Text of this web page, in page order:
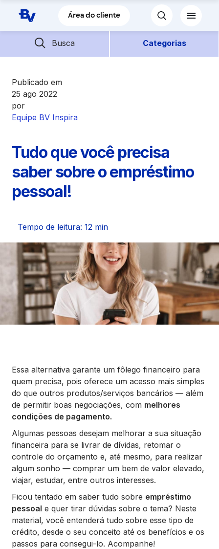
Pular para o Conteúdo principal
Área do cliente
Busca Categorias
Barra de busca
Descubra mais conteúdos
Empréstimos
Financiamentos
Futuro
Parceiros BV
Vida Financeira
Canais Digitais
Publicado em
25 ago 2022
por
Equipe BV Inspira
Tudo que você precisa
saber sobre o empréstimo
pessoal!
Tempo de leitura: 12 min
Essa alternativa garante um fôlego financeiro para
quem precisa, pois oferece um acesso mais simples
do que outros produtos/serviços bancários — além
de permitir boas negociações, com melhores
condições de pagamento.
Algumas pessoas desejam melhorar a sua situação
financeira para se livrar de dívidas, retomar o
controle do orçamento e, até mesmo, para realizar
algum sonho — comprar um bem de valor elevado,
viajar, estudar, entre outros interesses.
Ficou tentado em saber tudo sobre empréstimo
pessoal e quer tirar dúvidas sobre o tema? Neste
material, você entenderá tudo sobre esse tipo de
crédito, desde o seu conceito até os benefícios e os
passos para consegui-lo. Acompanhe!